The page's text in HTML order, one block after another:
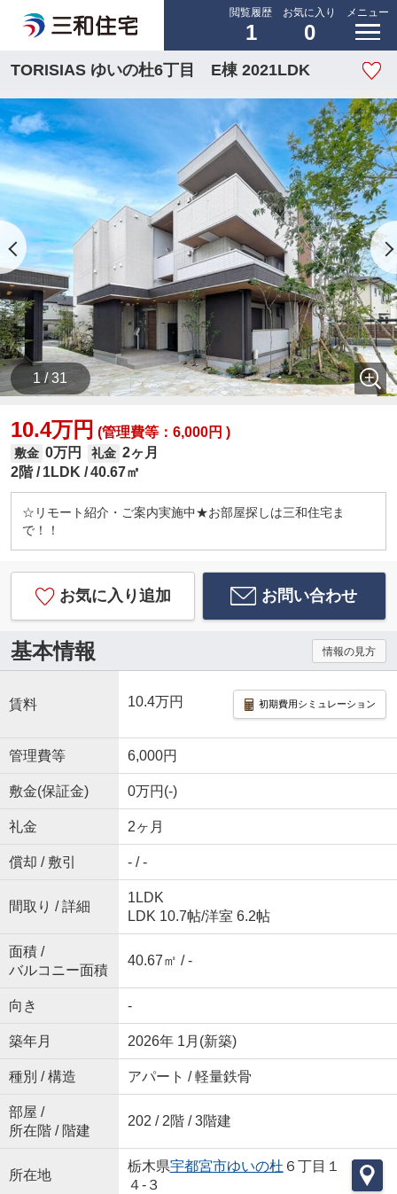
閲覧履歴
1
お気に入り
0
メニュー
TORISIAS ゆいの杜6丁目 E棟 2021LDK
1 / 31
10.4万円 (管理費等：6,000円 )
敷金 0万円 礼金 2ヶ月
2階
1LDK 40.67㎡
☆リモート紹介・ご案内実施中★お部屋探しは三和住宅ま
で！！
お気に入り追加 お問い合わせ
基本情報 情報の見方
賃料 10.4万円 初期費用シミュレーション
管理費等 6,000円
敷金(保証金) 0万円(-)
礼金 2ヶ月
償却 / 敷引 - / -
間取り / 詳細
1LDK
LDK 10.7帖/洋室 6.2帖
面積 /
バルコニー面積
40.67㎡ / -
向き -
築年月 2026年 1月(新築)
種別 / 構造 アパート / 軽量鉄骨
部屋 /
所在階 / 階建
202 / 2階 / 3階建
所在地
栃木県宇都宮市ゆいの杜 ６丁目１
４-３